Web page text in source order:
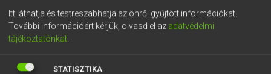
Európai uniós terminológiai szótár
Itt láthatja és testreszabhatja az önről gyűjtött információkat.
További információért kérjük, olvasd el az adatvédelmi
tájékoztatónkat.
STATISZTIKA
t z u i o p
g h j k l é á ű Ω